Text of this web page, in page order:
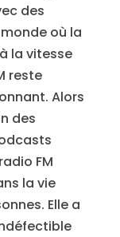
des
où la
la vitesse
reste
Alors
des
FM
la vie
Elle a